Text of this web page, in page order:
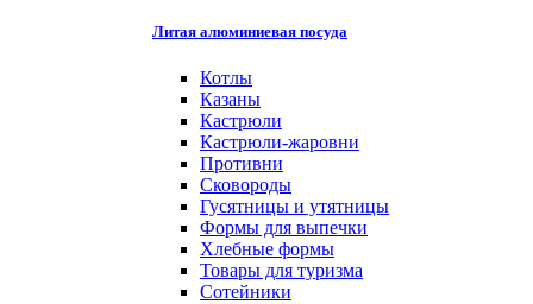
Литая алюминиевая посуда
Котлы
Казаны
Кастрюли
Кастрюли-жаровни
Противни
Сковороды
Гусятницы и утятницы
Формы для выпечки
Хлебные формы
Товары для туризма
Сотейники